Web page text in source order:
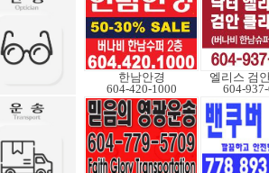
한남안경
604-420-1000
엘리스 검
604-